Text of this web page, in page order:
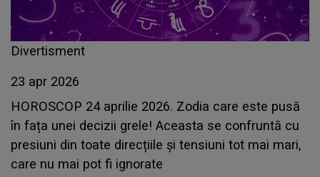
Divertisment
23 apr 2026
HOROSCOP 24 aprilie 2026. Zodia care este pusă
în fața unei decizii grele! Aceasta se confruntă cu
presiuni din toate direcțiile și tensiuni tot mai mari,
care nu mai pot fi ignorate